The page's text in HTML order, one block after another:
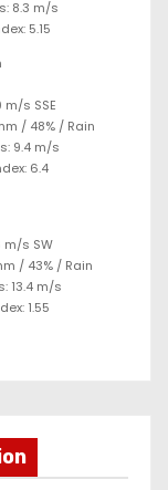
8.3 m/s
5.15
m/s SSE
/ 48% / Rain
9.4 m/s
6.4
m/s SW
/ 43% / Rain
13.4 m/s
1.55